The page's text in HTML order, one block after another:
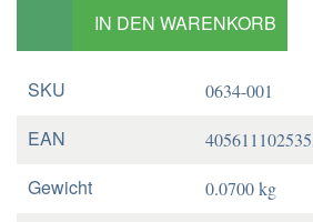
IN DEN WARENKORB
SKU 0634-001
EAN
Gewicht 0.0700 kg